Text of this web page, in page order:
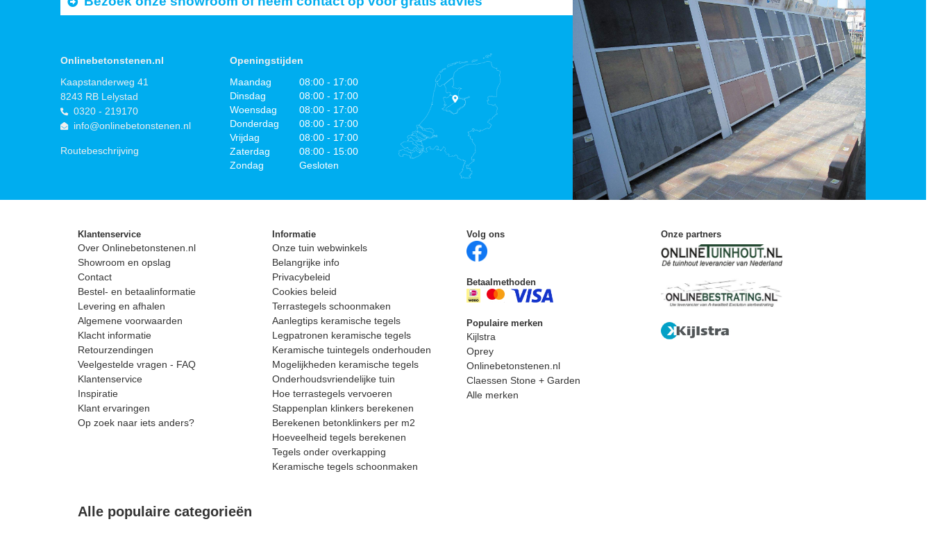
Onlinebetonstenen.nl
Kaapstanderweg 41
8243 RB Lelystad
0320 - 219170
info@onlinebetonstenen.nl
Routebeschrijving
Openingstijden
Maandag
08:00 - 17:00
Dinsdag
08:00 - 17:00
Woensdag
08:00 - 17:00
Donderdag
08:00 - 17:00
Vrijdag
08:00 - 17:00
Zaterdag
08:00 - 15:00
Zondag
Gesloten
Klantenservice
Over Onlinebetonstenen.nl
Showroom en opslag
Contact
Bestel- en betaalinformatie
Levering en afhalen
Algemene voorwaarden
Klacht informatie
Retourzendingen
Veelgestelde vragen - FAQ
Klantenservice
Inspiratie
Klant ervaringen
Op zoek naar iets anders?
Informatie
Onze tuin webwinkels
Belangrijke info
Privacybeleid
Cookies beleid
Terrastegels schoonmaken
Aanlegtips keramische tegels
Legpatronen keramische tegels
Keramische tuintegels onderhouden
Mogelijkheden keramische tegels
Onderhoudsvriendelijke tuin
Hoe terrastegels vervoeren
Stappenplan klinkers berekenen
Berekenen betonklinkers per m2
Hoeveelheid tegels berekenen
Tegels onder overkapping
Keramische tegels schoonmaken
Volg ons
Betaalmethoden
Populaire merken
Kijlstra
Oprey
Onlinebetonstenen.nl
Claessen Stone + Garden
Alle merken
Onze partners
Alle populaire categorieën